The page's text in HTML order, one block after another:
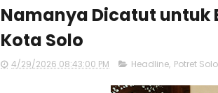
Namanya Dicatut untuk
Kota Solo
4/29/2026 08:43:00 PM Headline, Potret Solo